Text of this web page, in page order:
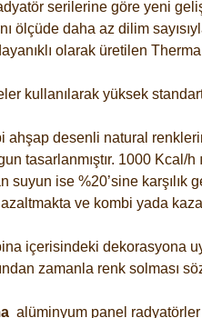
serilerine göre yeni
daha az dilim
olarak üretilen
kullanılarak yüksek
desenli natural
tasarlanmıştır. 1000 Kcal/
ise %20’sine
azaltmakta ve kombi yada
içerisindeki dekorasyona
zamanla renk solması
alüminyum panel